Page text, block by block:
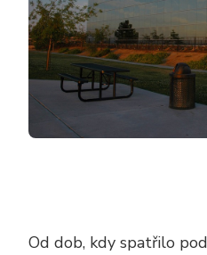
Od dob, kdy spatřilo